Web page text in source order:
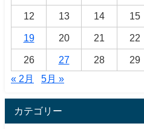
12 13 14 15
19 20 21 22
26 27 28 29
« 2月
5月 »
カテゴリー